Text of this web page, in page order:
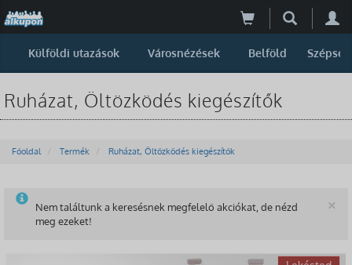
Külföldi utazások Városnézések Belföld Szépség
Ruházat, Öltözködés kiegészítők
Főoldal Termék Ruházat, Öltözködés kiegészítők
×
Nem találtunk a keresésnek megfelelő akciókat, de nézd
meg ezeket!